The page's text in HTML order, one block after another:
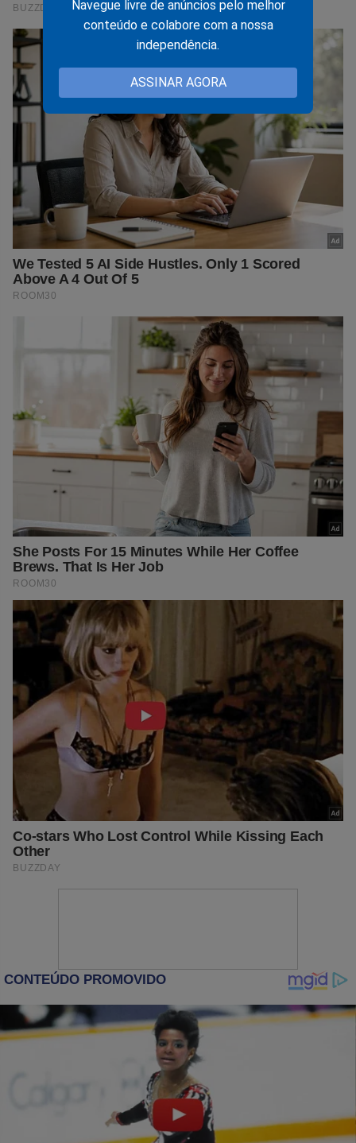
Navegue livre de anúncios pelo melhor
conteúdo e colabore com a nossa
independência.
ASSINAR AGORA